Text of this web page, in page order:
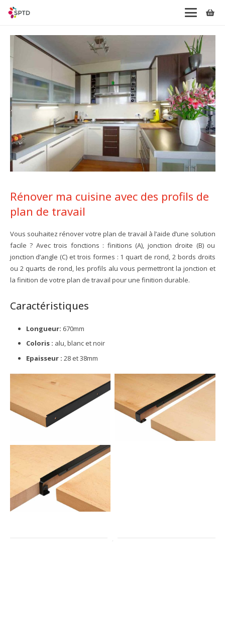
Rénover ma cuisine avec des profils de
plan de travail
Vous souhaitez rénover votre plan de travail à l’aide d’une solution
facile ? Avec trois fonctions : finitions (A), jonction droite (B) ou
jonction d’angle (C) et trois formes : 1 quart de rond, 2 bords droits
ou 2 quarts de rond, les profils alu vous permettront la jonction et
la finition de votre plan de travail pour une finition durable.
Caractéristiques
Longueur: 670mm
Coloris : alu, blanc et noir
Epaisseur : 28 et 38mm